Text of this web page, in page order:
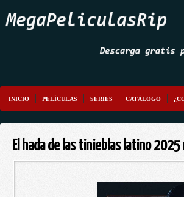
INICIO PELÍCULAS SERIES CATÁLOGO
El hada de las tinieblas latino 2025